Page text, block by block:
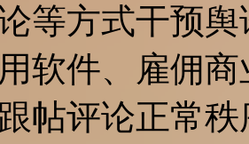
等方式干预
软件、雇佣
帖评论正常